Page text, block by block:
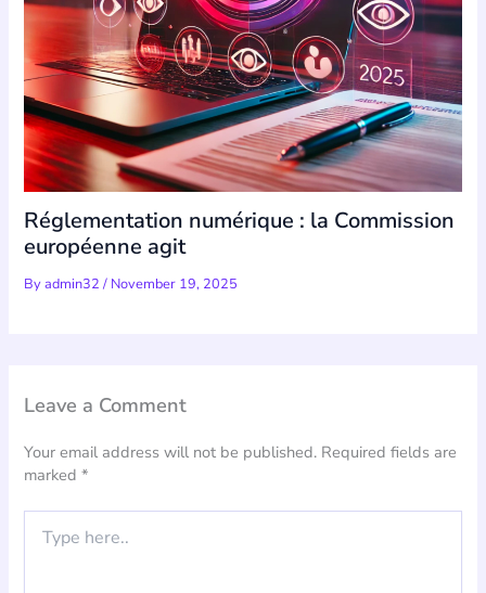
Réglementation numérique : la Commission
européenne agit
Byadmin32/ November 19, 2025
Leave a Comment
Your email address will not be published. Required fields are
marked*
here..